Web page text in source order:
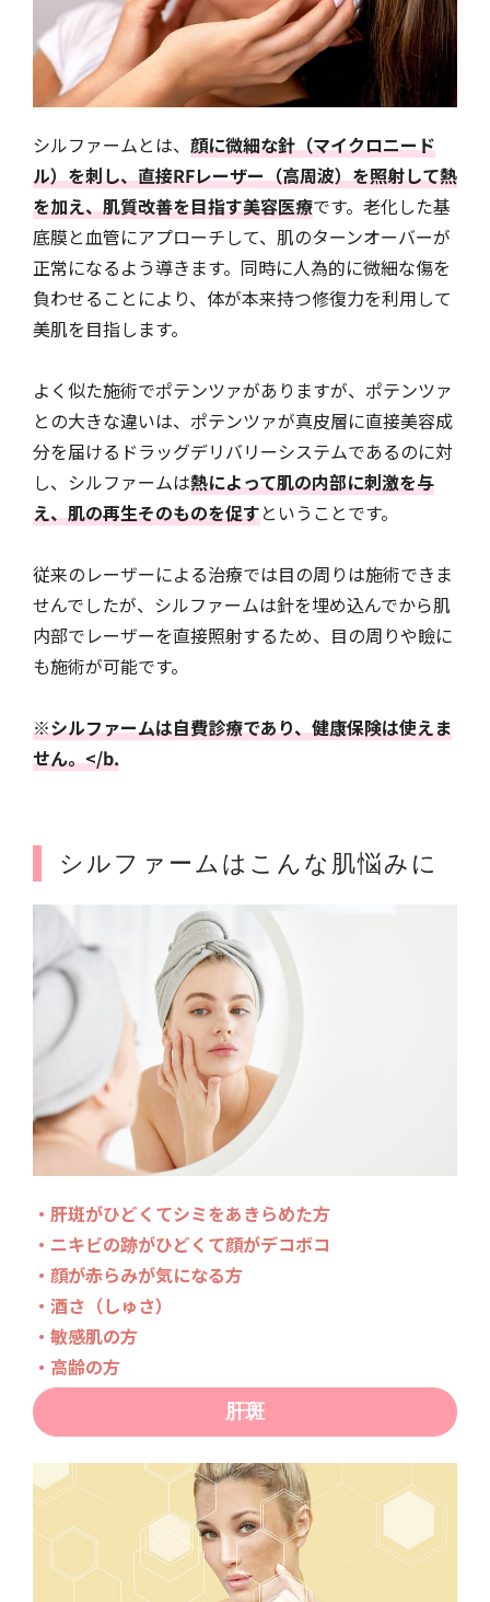
シルファームとは、 顔に微細な針（マイクロニード
ル）を刺し、直接RFレーザー（高周波）を照射して熱
を加え、肌質改善を目指す美容医療です。老化した基
底膜と血管にアプローチして、肌のターンオーバーが
正常になるよう導きます。同時に人為的に微細な傷を
負わせることにより、体が本来持つ修復力を利用して
美肌を目指します。
よく似た施術でポテンツァがありますが、ポテンツァ
との大きな違いは、ポテンツァが真皮層に直接美容成
分を届けるドラッグデリバリーシステムであるのに対
し、シルファームは熱によって肌の内部に刺激を与
え、肌の再生そのものを促すということです。
従来のレーザーによる治療では目の周りは施術できま
せんでしたが、シルファームは針を埋め込んでから肌
内部でレーザーを直接照射するため、目の周りや瞼に
も施術が可能です。
※シルファームは自費診療であり、健康保険は使えま
せん。</b.
シルファームはこんな肌悩みに
・肝斑がひどくてシミをあきらめた方
・ニキビの跡がひどくて顔がデコボコ
・顔が赤らみが気になる方
・酒さ（しゅさ）
・敏感肌の方
・高齢の方
肝斑